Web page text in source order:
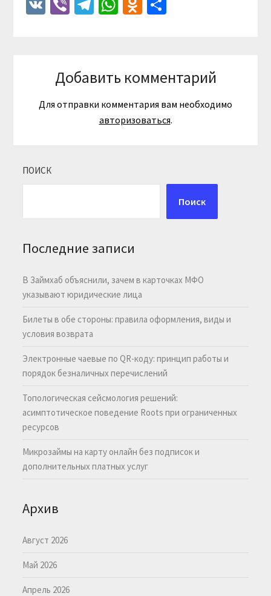
VKViberTelegram
WhatsApp
Odnoklassniki
Отправить
Добавить комментарий
Для отправки комментария вам необходимо
авторизоваться.
ПОИСК
Поиск
Последние записи
В Займхаб объяснили, зачем в карточках МФО
указывают юридические лица
Билеты в обе стороны: правила оформления, виды и
условия возврата
Электронные чаевые по QR-коду: принцип работы и
порядок безналичных перечислений
Топологическая сейсмология решений:
асимптотическое поведение Roots при ограниченных
ресурсов
Микрозаймы на карту онлайн без подписок и
дополнительных платных услуг
Архив
Август 2026
Май 2026
Апрель 2026